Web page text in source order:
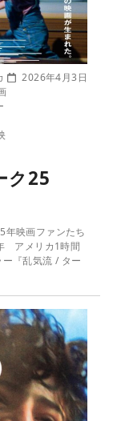
2026年4月3日
ク25
年映画ファンたち
アメリカ1時間
『乱気流 / ター